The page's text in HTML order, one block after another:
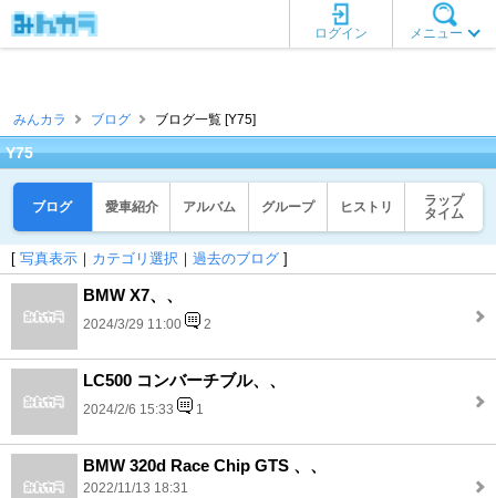
メニュー
ログイン
みんカラ ブログ ブログ一覧 [Y75]
Y75
ブログ 愛車紹介 アルバム グループ ヒストリ
ラップ
タイム
[ 写真表示 ｜ カテゴリ選択 ｜ 過去のブログ ]
BMW X7、、
2024/3/29 11:00 2
LC500 コンバーチブル、、
2024/2/6 15:33 1
BMW 320d Race Chip GTS 、、
2022/11/13 18:31